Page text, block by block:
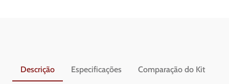
Descrição Especificações Comparação do Kit